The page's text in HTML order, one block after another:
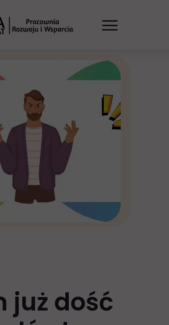
już dość